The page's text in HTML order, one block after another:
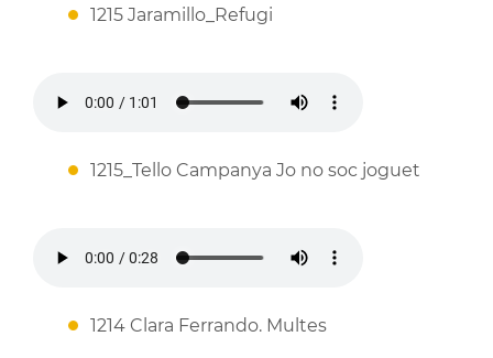
1215 Jaramillo_Refugi
1215_Tello Campanya Jo no soc joguet
1214 Clara Ferrando. Multes